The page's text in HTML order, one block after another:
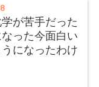
が苦手だった
った今面白い
になったわけ